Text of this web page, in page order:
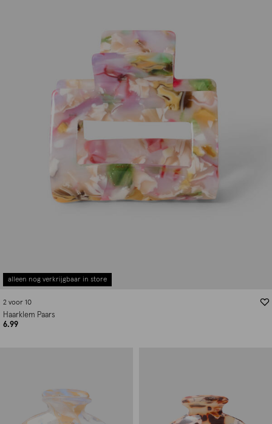
alleen nog verkrijgbaar in store
2 voor 10
Haarklem Paars
6.99